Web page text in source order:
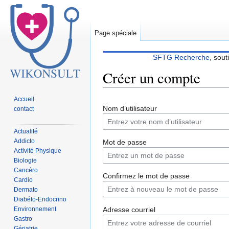
SFTG Recherche,
Créer un compte
à
à
Nom d’utilisateur
Mot de passe
Confirmez le mot de passe
Adresse courriel
Page spéciale
Accueil
contact
Actualité
Addicto
Activité Physique
Biologie
Cancéro
Cardio
Dermato
Diabéto-Endocrino
Environnement
Gastro